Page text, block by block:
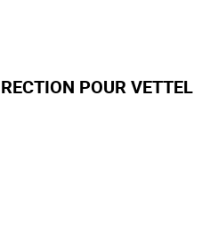
POUR VETTEL